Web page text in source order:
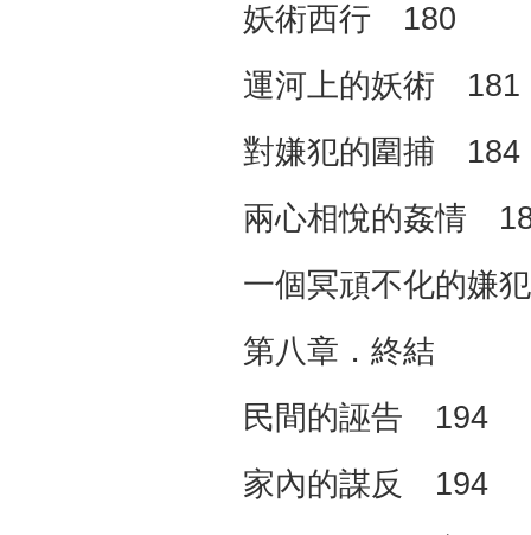
妖術西行 180
運河上的妖術 181
對嫌犯的圍捕 184
兩心相悅的姦情
一個冥頑不化的嫌
第八章．終結
民間的誣告 194
家內的謀反 194